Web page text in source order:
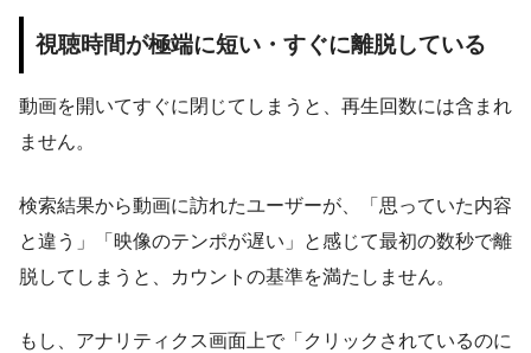
視聴時間が極端に短い・すぐに離脱している
動画を開いてすぐに閉じてしまうと、再生回数には含まれ
ません。
検索結果から動画に訪れたユーザーが、「思っていた内容
と違う」「映像のテンポが遅い」と感じて最初の数秒で離
脱してしまうと、カウントの基準を満たしません。
もし、アナリティクス画面上で「クリックされているのに